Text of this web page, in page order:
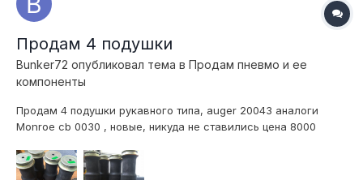
Продам 4 подушки
Bunker72 опубликовал тема в Продам пневмо и ее
компоненты
Продам 4 подушки рукавного типа, auger 20043 аналоги
Monroe cb 0030 , новые, никуда не ставились цена 8000
транспортной компанией